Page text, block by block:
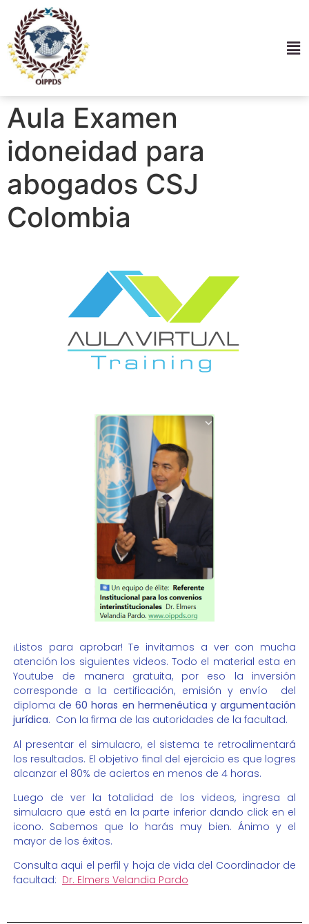
Aula Examen
idoneidad para
abogados CSJ
Colombia
¡Listos para aprobar! Te invitamos a ver con mucha
atención los siguientes videos. Todo el material esta en
Youtube de manera gratuita, por eso la inversión
corresponde a la certificación, emisión y envío del
diploma de60 horas en hermenéutica y argumentación
jurídica. Con la firma de las autoridades de la facultad.
Al presentar el simulacro, el sistema te retroalimentará
los resultados. El objetivo final del ejercicio es que logres
alcanzar el 80% de aciertos en menos de 4 horas.
Luego de ver la totalidad de los videos, ingresa al
simulacro que está en la parte inferior dando click en el
icono. Sabemos que lo harás muy bien. Ánimo y el
mayor de los éxitos.
Consulta aqui el perfil y hoja de vida del Coordinador de
facultad: Dr. Elmers Velandia Pardo